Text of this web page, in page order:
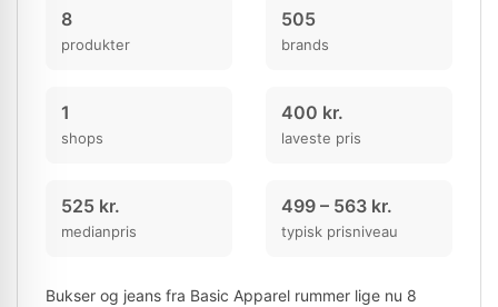
8
produkter
505
brands
1
shops
400 kr.
laveste pris
525 kr.
medianpris
499 – 563 kr.
typisk prisniveau
Bukser og jeans fra Basic Apparel rummer lige nu 8